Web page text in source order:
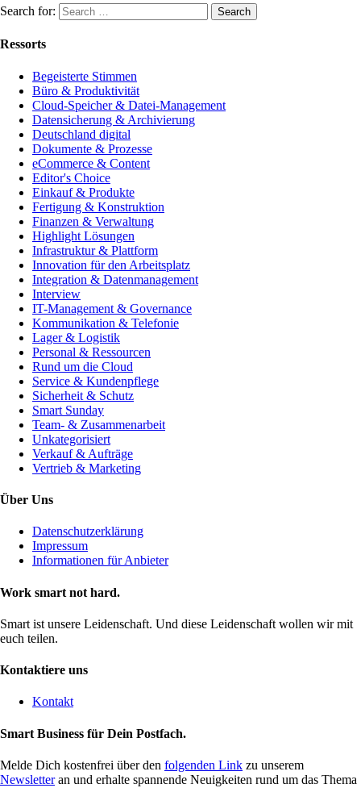
Search for:
Ressorts
Begeisterte Stimmen
Büro & Produktivität
Cloud-Speicher & Datei-Management
Datensicherung & Archivierung
Deutschland digital
Dokumente & Prozesse
eCommerce & Content
Editor's Choice
Einkauf & Produkte
Fertigung & Konstruktion
Finanzen & Verwaltung
Highlight Lösungen
Infrastruktur & Plattform
Innovation für den Arbeitsplatz
Integration & Datenmanagement
Interview
IT-Management & Governance
Kommunikation & Telefonie
Lager & Logistik
Personal & Ressourcen
Rund um die Cloud
Service & Kundenpflege
Sicherheit & Schutz
Smart Sunday
Team- & Zusammenarbeit
Unkategorisiert
Verkauf & Aufträge
Vertrieb & Marketing
Über Uns
Datenschutzerklärung
Impressum
Informationen für Anbieter
Work smart not hard.
Smart ist unsere Leidenschaft. Und diese Leidenschaft wollen wir mit
euch teilen.
Kontaktiere uns
Kontakt
Smart Business für Dein Postfach.
Melde Dich kostenfrei über den folgenden Link zu unserem
Newsletteran und erhalte spannende Neuigkeiten rund um das Thema